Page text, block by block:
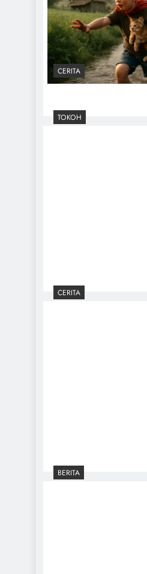
CERITA
TOKOH
CERITA
BERITA